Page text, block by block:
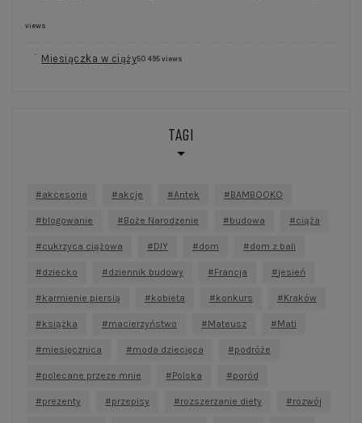
views
Miesiączka w ciąży50 495 views
TAGI
akcesoria akcje Antek BAMBOOKO
blogowanie Boże Narodzenie budowa ciąża
cukrzyca ciążowa DIY dom dom z bali
dziecko dziennik budowy Francja jesień
karmienie piersią kobieta konkurs Kraków
książka macierzyństwo Mateusz Mati
miesięcznica moda dziecięca podróże
polecane przeze mnie Polska poród
prezenty przepisy rozszerzanie diety rozwój